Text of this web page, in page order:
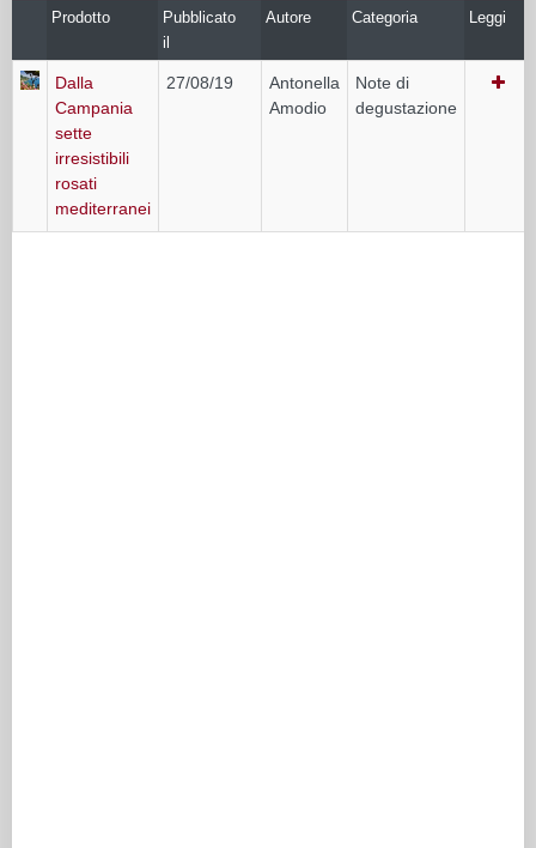
Prodotto
Pubblicato
il
Autore Categoria Leggi
Dalla
Campania
sette
irresistibili
rosati
mediterranei
27/08/19
Antonella
Amodio
Note di
degustazione